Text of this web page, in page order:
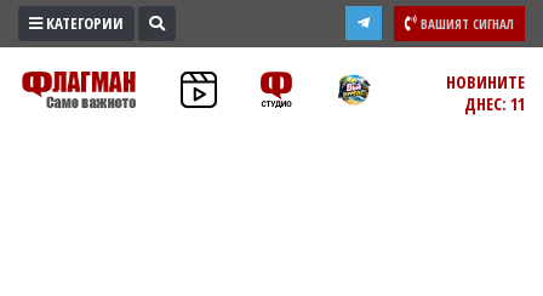
ПРОМО
ЗОНА
КАТЕГОРИИ ВАШИЯТ СИГНАЛ
НОВИНИТЕ
ДНЕС: 11